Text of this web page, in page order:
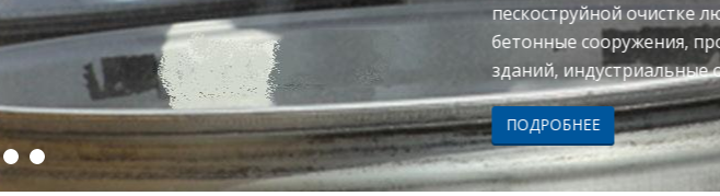
пескоструйной очистке любых поверхностей: металлоконструкции,
бетонные сооружения, промышленное оборудование, фасады
зданий, индустриальные объекты.
ПОДРОБНЕЕ